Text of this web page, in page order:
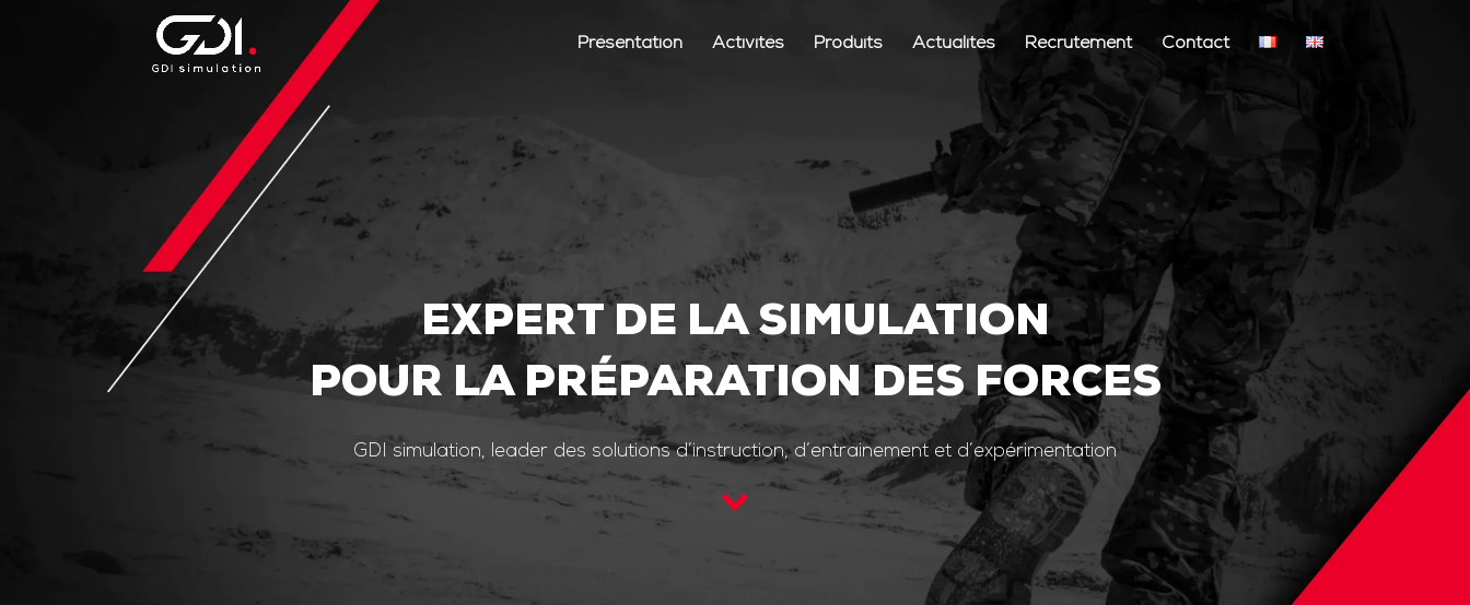
Présentation Activités Produits Actualités Recrutement Contact
EXPERT DE LA SIMULATION
POUR LA PRÉPARATION DES FORCES
GDI simulation, leader des solutions d’instruction, d’entrainement et d’expérimentation